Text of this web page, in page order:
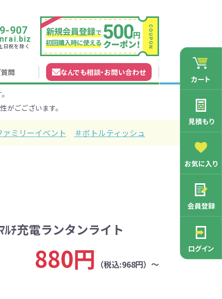
ートバッ
不織布バッグ
保冷バッグ
巾着・リュ
チ キャンバスポーチ
マルチケース
ミマグカッ
ガラスマグカップ
リサイクルレザー
ラバーウッド
抽選会
キャラクター・ファンシー雑
貨
雑貨 生活雑貨
グッズ 生活雑貨
ッグ特集
全 消防・救急グッズ
イド
問 なんでも相談・お問い合わせ
907
祝を除く
カート
見積もり
お気に入り
会員登録
ログイン
がごございます。
ァミリーイベント ＃ボトルティッシュ
ﾁ充電ランタンライト
880円 （税込:968円）～